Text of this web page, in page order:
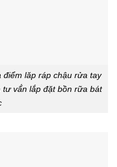
điểm lăp ráp chậu rửa tay
vấ́n lắp đặt bồn rữa bát